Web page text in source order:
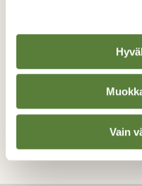
Vain
Valokuvaaja: Irja